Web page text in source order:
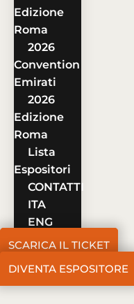
Edizione
Roma
2026
Convention
Emirati
2026
Edizione
Roma
Lista
Espositori
CONTATTI
ITA
ENG
SCARICA IL TICKET
DIVENTA ESPOSITORE